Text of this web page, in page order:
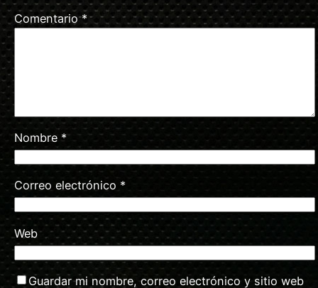
Comentario*
Nombre *
Correo electrónico *
Web
Guardar mi nombre, correo electrónico y sitio web